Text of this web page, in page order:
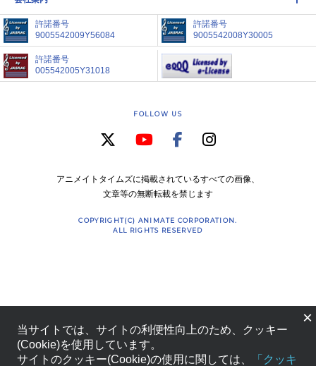
許諾番号
9005542009Y56084
許諾番号
9005542008Y30005
許諾番号
005542005Y31018
FOLLOW US
アニメイトタイムズに掲載されているすべての画像、
文章等の無断転載を禁じます
COPYRIGHT(C) ANIMATE CORPORATION.
ALL RIGHTS RESERVED
×
当サイトでは、サイトの利便性向上のため、クッキー
(Cookie)を使用しています。
サイトのクッキー(Cookie)の使用に関しては、
「クッキ